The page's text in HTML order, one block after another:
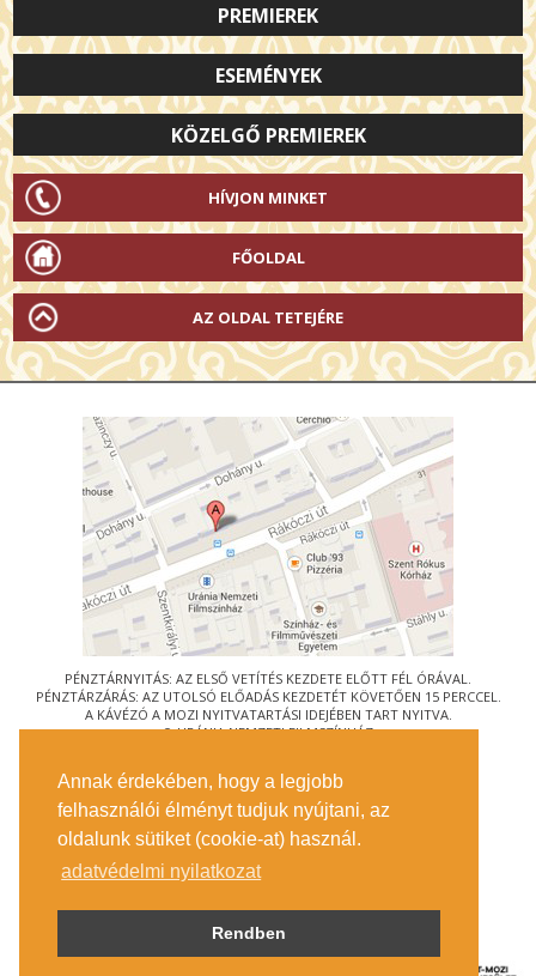
Annak érdekében, hogy a legjobb
felhasználói élményt tudjuk nyújtani, az
oldalunk sütiket (cookie-at) használ.
adatvédelmi nyilatkozat
Rendben
PREMIEREK
ESEMÉNYEK
KÖZELGŐ PREMIEREK
HÍVJON MINKET
FŐOLDAL
AZ OLDAL TETEJÉRE
PÉNZTÁRNYITÁS: AZ ELSŐ VETÍTÉS KEZDETE ELŐTT FÉL ÓRÁVAL.
PÉNZTÁRZÁRÁS: AZ UTOLSÓ ELŐADÁS KEZDETÉT KÖVETŐEN 15 PERCCEL.
A KÁVÉZÓ A MOZI NYITVATARTÁSI IDEJÉBEN TART NYITVA.
© URÁNIA NEMZETI FILMSZÍNHÁZ
1088 BUDAPEST, RÁKÓCZI ÚT 21.
MEGKÖZELÍTÉS
JEGYINFORMÁCIÓ
ÍRJON NEKÜNK!
KÖZÉRDEKŰ ADATOK